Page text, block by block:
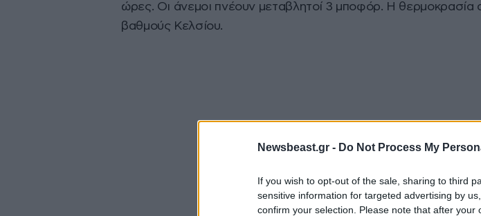
Newsbeast.gr - Do Not Process My
If you wish to opt-out of the sale, sharing to third
sensitive information for targeted advertising by
confirm your selection. Please note that after
ώρες. Οι άνεμοι πνέουν μεταβλητοί 3 μποφόρ. Η θερμοκρασία
βαθμούς Κελσίου.